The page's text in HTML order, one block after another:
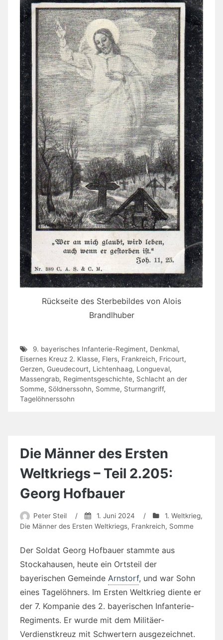
Rückseite des Sterbebildes von Alois
Brandlhuber
9. bayerisches Infanterie-Regiment, Denkmal,
Eisernes Kreuz 2. Klasse, Flers, Frankreich, Fricourt,
Gerzen, Gueudecourt, Lichtenhaag, Longueval,
Massengrab, Regimentsgeschichte, Schlacht an der
Somme, Söldnerssohn, Somme, Sturmangriff,
Tagelöhnerssohn
Die Männer des Ersten
Weltkriegs – Teil 2.205:
Georg Hofbauer
Peter Steil / 1. Juni 2024 / 1. Weltkrieg,
Die Männer des Ersten Weltkriegs, Frankreich, Somme
Der Soldat Georg Hofbauer stammte aus
Stockahausen, heute ein Ortsteil der
bayerischen Gemeinde Arnstorf, und war Sohn
eines Tagelöhners. Im Ersten Weltkrieg diente er
der 7. Kompanie des 2. bayerischen Infanterie-
Regiments. Er wurde mit dem Militäer-
Verdienstkreuz mit Schwertern ausgezeichnet.